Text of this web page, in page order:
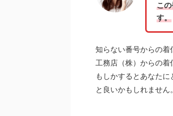
こ
す。
知らない番号からの
工務店（株）からの着
もしかするとあなたに
と良いかもしれません。